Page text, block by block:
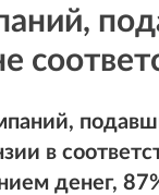
в
денег,